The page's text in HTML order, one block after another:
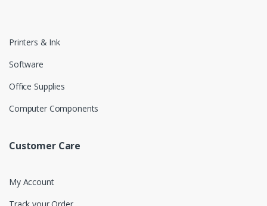
Printers & Ink
Software
Office Supplies
Computer Components
Customer Care
My Account